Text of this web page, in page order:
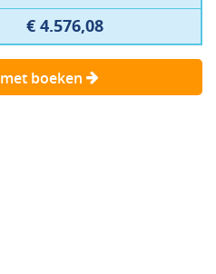
€ 4.576,08
boeken